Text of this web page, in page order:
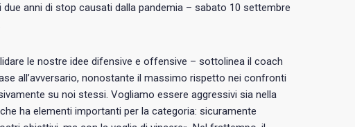
anni di stop causati dalla pandemia – sabato 10 settembre
le nostre idee difensive e offensive – sottolinea il coach
all’avversario, nonostante il massimo rispetto nei confronti
su noi stessi. Vogliamo essere aggressivi sia nella
ha elementi importanti per la categoria: sicuramente